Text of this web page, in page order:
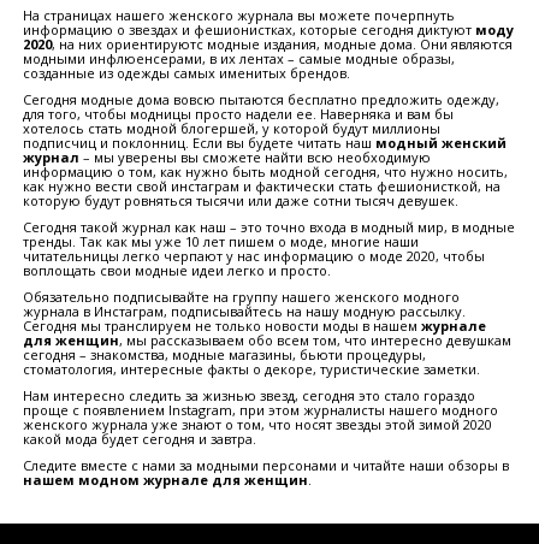
На страницах нашего женского журнала вы можете почерпнуть
информацию о звездах и фешионистках, которые сегодня диктуют моду
2020, на них ориентируютс модные издания, модные дома. Они являются
модными инфлюенсерами, в их лентах – самые модные образы,
созданные из одежды самых именитых брендов.
Сегодня модные дома вовсю пытаются бесплатно предложить одежду,
для того, чтобы модницы просто надели ее. Наверняка и вам бы
хотелось стать модной блогершей, у которой будут миллионы
подписчиц и поклонниц. Если вы будете читать наш модный женский
журнал – мы уверены вы сможете найти всю необходимую
информацию о том, как нужно быть модной сегодня, что нужно носить,
как нужно вести свой инстаграм и фактически стать фешионисткой, на
которую будут ровняться тысячи или даже сотни тысяч девушек.
Сегодня такой журнал как наш – это точно входа в модный мир, в модные
тренды. Так как мы уже 10 лет пишем о моде, многие наши
читательницы легко черпают у нас информацию о моде 2020, чтобы
воплощать свои модные идеи легко и просто.
Обязательно подписывайте на группу нашего женского модного
журнала в Инстаграм, подписывайтесь на нашу модную рассылку.
Сегодня мы транслируем не только новости моды в нашем журнале
для женщин, мы рассказываем обо всем том, что интересно девушкам
сегодня – знакомства, модные магазины, бьюти процедуры,
стоматология, интересные факты о декоре, туристические заметки.
Нам интересно следить за жизнью звезд, сегодня это стало гораздо
проще с появлением Instagram, при этом журналисты нашего модного
женского журнала уже знают о том, что носят звезды этой зимой 2020
какой мода будет сегодня и завтра.
Следите вместе с нами за модными персонами и читайте наши обзоры в
нашем модном журнале для женщин.